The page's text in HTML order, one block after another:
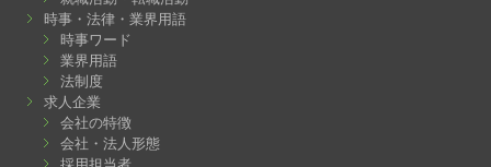
時事・法律・業界用語
時事ワード
業界用語
法制度
求人企業
会社の特徴
会社・法人形態